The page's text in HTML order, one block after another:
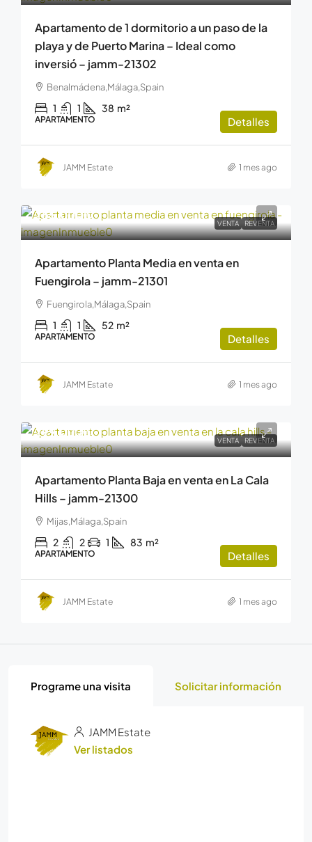
Apartamento de 1 dormitorio a un paso de la
playa y de Puerto Marina – Ideal como
inversió – jamm-21302
Benalmádena,Málaga,Spain
1 1 38 m²
APARTAMENTO Detalles
JAMM Estate 1 mes ago
VENTA REVENTA
255.000€
Apartamento Planta Media en venta en
Fuengirola – jamm-21301
Fuengirola,Málaga,Spain
1 1 52 m²
APARTAMENTO Detalles
JAMM Estate 1 mes ago
VENTA REVENTA
299.000€
Apartamento Planta Baja en venta en La Cala
Hills – jamm-21300
Mijas,Málaga,Spain
2 2 1 83 m²
APARTAMENTO Detalles
JAMM Estate 1 mes ago
Programe una visita Solicitar información
JAMM Estate
Ver listados